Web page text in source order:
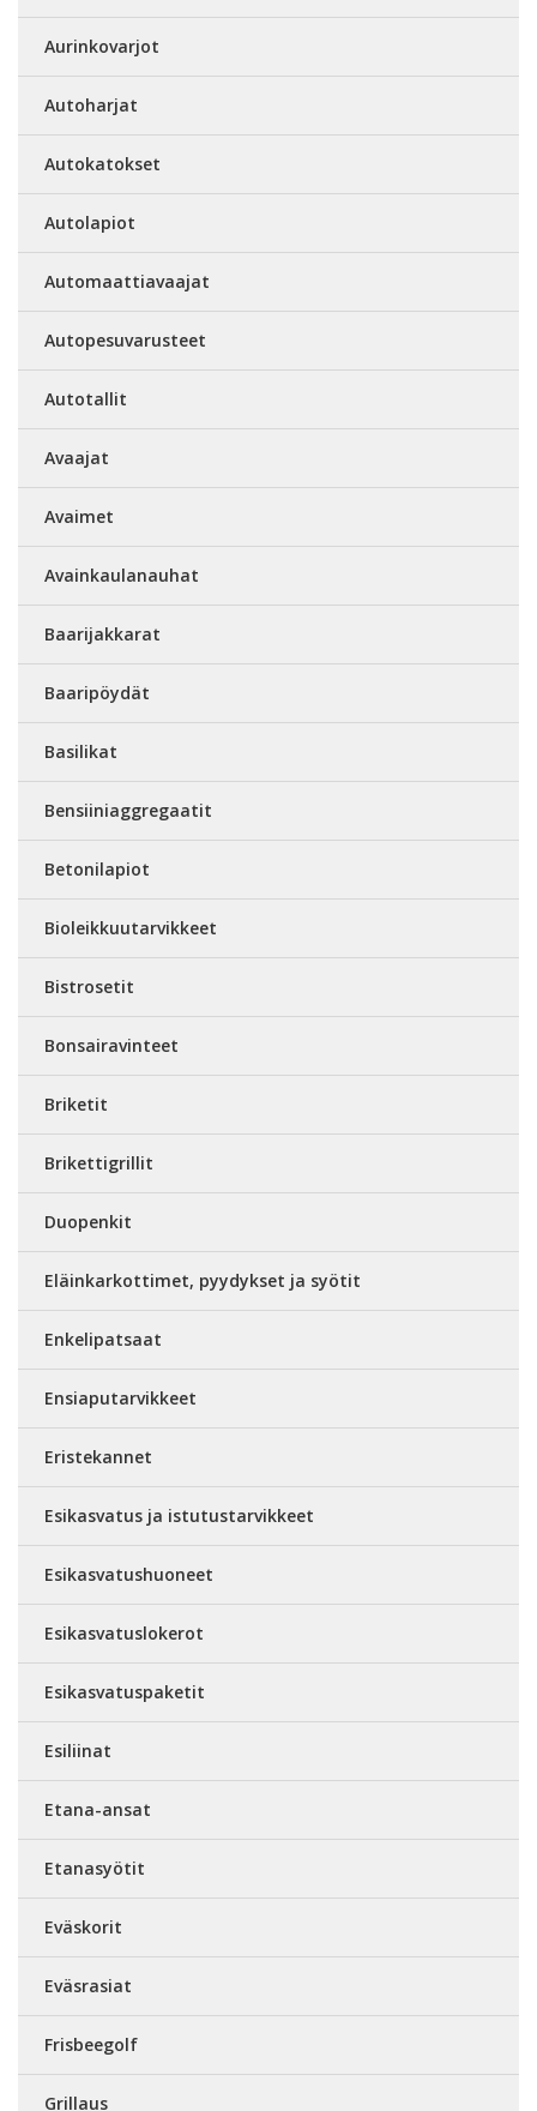
Aurinkovarjot
Autoharjat
Autokatokset
Autolapiot
Automaattiavaajat
Autopesuvarusteet
Autotallit
Avaajat
Avaimet
Avainkaulanauhat
Baarijakkarat
Baaripöydät
Basilikat
Bensiiniaggregaatit
Betonilapiot
Bioleikkuutarvikkeet
Bistrosetit
Bonsairavinteet
Briketit
Brikettigrillit
Duopenkit
Eläinkarkottimet, pyydykset ja syötit
Enkelipatsaat
Ensiaputarvikkeet
Eristekannet
Esikasvatus ja istutustarvikkeet
Esikasvatushuoneet
Esikasvatuslokerot
Esikasvatuspaketit
Esiliinat
Etana-ansat
Etanasyötit
Eväskorit
Eväsrasiat
Frisbeegolf
Grillaus